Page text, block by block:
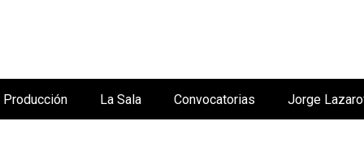
Producción La Sala Convocatorias Jorge